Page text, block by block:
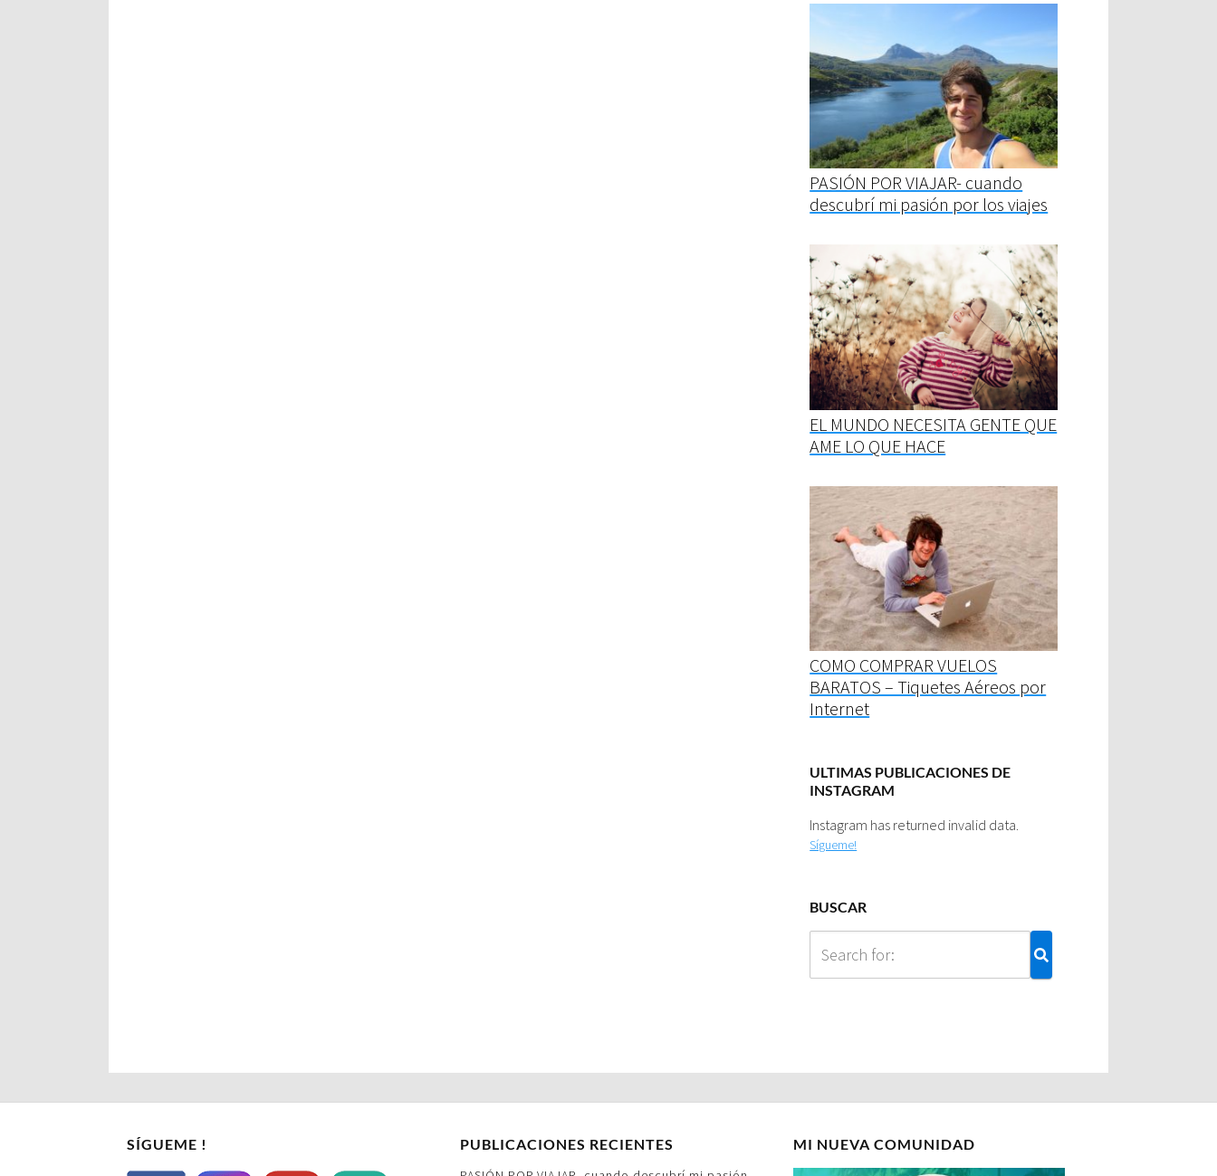
PASIÓN POR VIAJAR- cuando
descubrí mi pasión por los viajes
EL MUNDO NECESITA GENTE QUE
AME LO QUE HACE
COMO COMPRAR VUELOS
BARATOS – Tiquetes Aéreos por
Internet
ULTIMAS PUBLICACIONES DE
INSTAGRAM
Instagram has returned invalid data.
Sígueme!
BUSCAR
SÍGUEME ! PUBLICACIONES RECIENTES MI NUEVA COMUNIDAD